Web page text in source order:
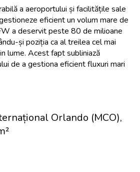
a aeroportului și facilitățile sale
eficient un volum mare de
a deservit peste 80 de milioane
și poziția ca al treilea cel mai
lume. Acest fapt subliniază
de a gestiona eficient fluxuri mari
Orlando (MCO),